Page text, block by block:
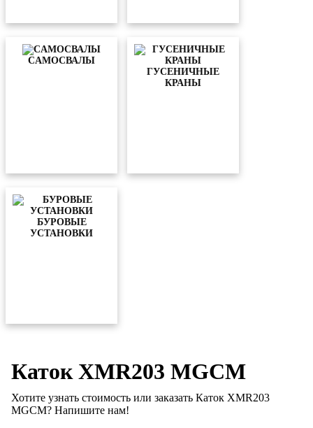
CАМОСВАЛЫ
ГУСЕНИЧНЫЕ
КРАНЫ
БУРОВЫЕ
УСТАНОВКИ
Каток XMR203 MGCM
Хотите узнать стоимость или заказать Каток XMR203
MGCM? Напишите нам!